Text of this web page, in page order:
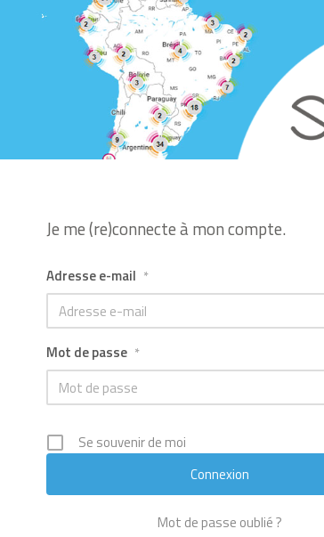
Je me (re)connecte à mon compte.
Adresse e-mail *
Mot de passe *
Se souvenir de moi
Mot de passe oublié ?